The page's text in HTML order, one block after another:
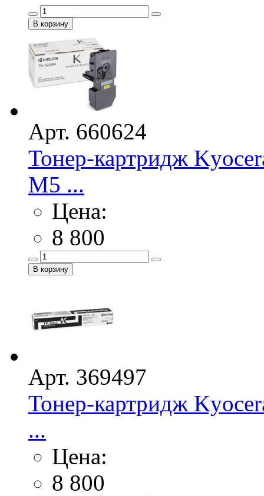
Арт. 660624
Тонер-картридж
M5 ...
Цена:
8 800
Арт. 369497
Тонер-картридж
...
Цена:
8 800